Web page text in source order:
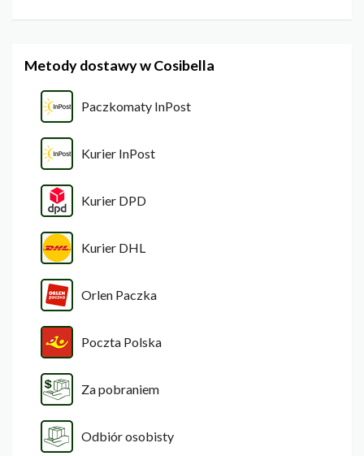
Metody dostawy w Cosibella
Paczkomaty InPost
Kurier InPost
Kurier DPD
Kurier DHL
Orlen Paczka
Poczta Polska
Za pobraniem
Odbiór osobisty